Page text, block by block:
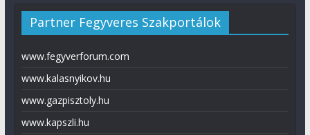
Partner Fegyveres Szakportálok
www.fegyverforum.com
www.kalasnyikov.hu
www.gazpisztoly.hu
www.kapszli.hu